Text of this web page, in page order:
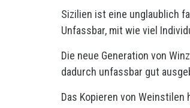
Sizilien ist eine unglaublich
Unfassbar, mit wie viel
Die neue Generation von
dadurch unfassbar gut
Das Kopieren von